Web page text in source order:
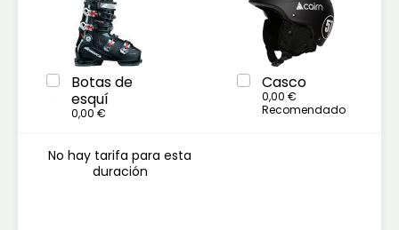
Botas de
esquí
0,00 €
Casco
0,00 €
Recomendado
No hay tarifa para esta
duración